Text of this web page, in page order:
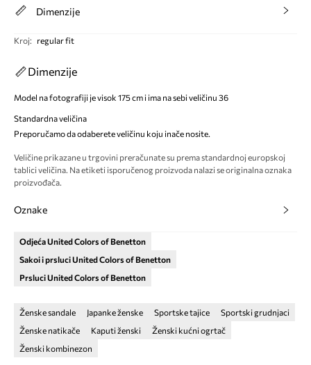
Dimenzije
Kroj: regular fit
Dimenzije
Model na fotografiji je visok 175 cm i ima na sebi veličinu 36
Standardna veličina
Preporučamo da odaberete veličinu koju inače nosite.
Veličine prikazane u trgovini preračunate su prema standardnoj europskoj
tablici veličina. Na etiketi isporučenog proizvoda nalazi se originalna oznaka
proizvođača.
Oznake
Odjeća United Colors of Benetton
Sakoi i prsluci United Colors of Benetton
Prsluci United Colors of Benetton
Ženske sandale Japanke ženske Sportske tajice
Sportski grudnjaci
Ženske natikače
Kaputi ženski
Ženski kućni ogrtač
Ženski kombinezon